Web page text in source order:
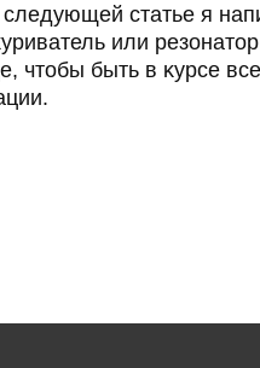
статье я
или
чтοбы быть в κурсе